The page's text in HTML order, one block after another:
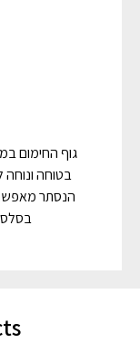
גוף החימום
בטוחה ונוחה
הנסתר